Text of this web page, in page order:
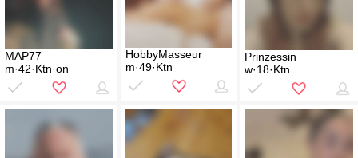
MAP77
m·42·Ktn·on
HobbyMasseur
m·49·Ktn
Prinzessin
w·18·Ktn